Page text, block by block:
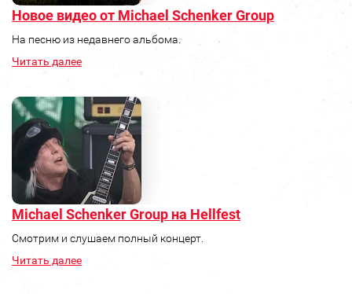
Новое видео от Michael Schenker Group
На песню из недавнего альбома.
Читать далее
Michael Schenker Group на Hellfest
Смотрим и слушаем полный концерт.
Читать далее